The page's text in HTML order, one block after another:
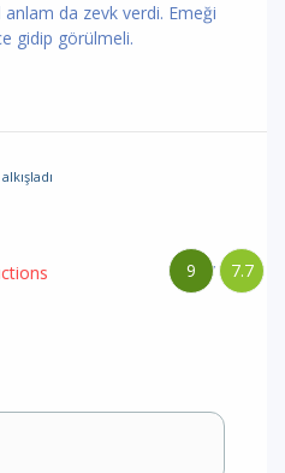
anlam da zevk verdi. Emeği
gidip görülmeli.
alkışladı
7.7
/
9